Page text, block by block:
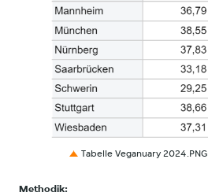
PNG
Tabelle Veganuary 2024.PNG
Methodik: